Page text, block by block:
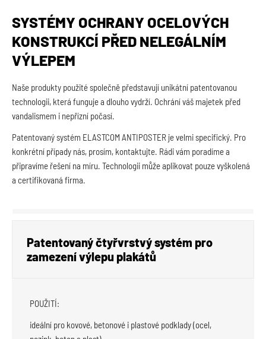
SYSTÉMY OCHRANY OCELOVÝCH
KONSTRUKCÍ PŘED NELEGÁLNÍM
VÝLEPEM
Naše produkty použité společně představují unikátní patentovanou
technologii, která funguje a dlouho vydrží. Ochrání váš majetek před
vandalismem i nepřízní počasí.
Patentovaný systém ELASTCOM ANTIPOSTER je velmi specifický. Pro
konkrétní případy nás, prosím, kontaktujte. Rádi vám poradíme a
připravíme řešení na míru. Technologii může aplikovat pouze vyškolená
a certifikovaná firma.
Patentovaný čtyřvrstvý systém pro
zamezení výlepu plakátů
POUŽITÍ:
ideální pro kovové, betonové i plastové podklady (ocel,